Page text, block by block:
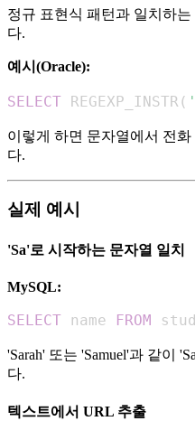
정규 표현식 패턴과 일치하
다.
예시(Oracle):
SELECT REGEXP_INSTR (
이렇게 하면 문자열에서 전
다.
실제 예시
'Sa'로 시작하는 문자열 일치
MySQL:
SELECT name FROM
'Sarah' 또는 'Samuel'과 같이
다.
텍스트에서 URL 추출